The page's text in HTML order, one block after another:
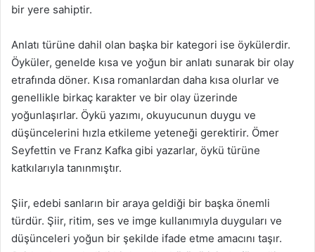
bir yere sahiptir.
Anlatı türüne dahil olan başka bir kategori ise öykülerdir.
Öyküler, genelde kısa ve yoğun bir anlatı sunarak bir olay
etrafında döner. Kısa romanlardan daha kısa olurlar ve
genellikle birkaç karakter ve bir olay üzerinde
yoğunlaşırlar. Öykü yazımı, okuyucunun duygu ve
düşüncelerini hızla etkileme yeteneği gerektirir. Ömer
Seyfettin ve Franz Kafka gibi yazarlar, öykü türüne
katkılarıyla tanınmıştır.
Şiir, edebi sanların bir araya geldiği bir başka önemli
türdür. Şiir, ritim, ses ve imge kullanımıyla duyguları ve
düşünceleri yoğun bir şekilde ifade etme amacını taşır.